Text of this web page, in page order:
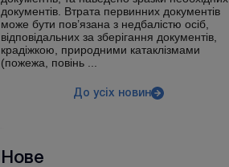
документів. Втрата первинних документів
може бути пов’язана з недбалістю осіб,
відповідальних за зберігання документів,
крадіжкою, природними катаклізмами
(пожежа, повінь ...
До усіх новин
Нове